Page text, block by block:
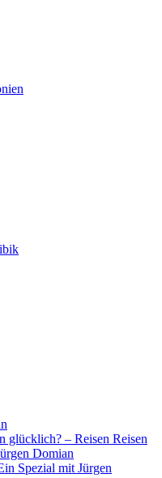
glücklich? – Reisen Reisen
Domian
Spezial mit Jürgen